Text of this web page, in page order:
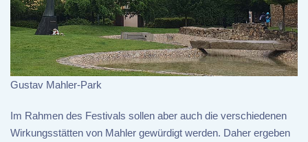
Gustav Mahler-Park
Im Rahmen des Festivals sollen aber auch die verschiedenen
Wirkungsstätten von Mahler gewürdigt werden. Daher ergeben